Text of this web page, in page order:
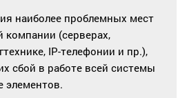
наиболее проблемных мест
компании (серверах,
IP-телефонии и пр.),
сбой в работе всей системы
элементов.